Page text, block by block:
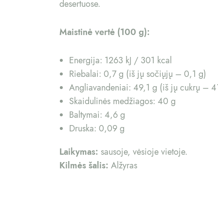
desertuose.
Maistinė vertė (100 g):
Energija: 1263 kJ / 301 kcal
Riebalai: 0,7 g (iš jų sočiųjų – 0,1 g)
Angliavandeniai: 49,1 g (iš jų cukrų –
Skaidulinės medžiagos: 40 g
Baltymai: 4,6 g
Druska: 0,09 g
Laikymas: sausoje, vėsioje vietoje.
Kilmės šalis: Alžyras